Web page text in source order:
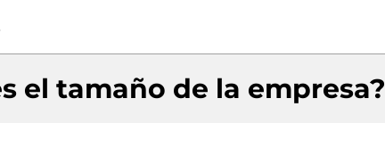
el tamaño de la empresa?